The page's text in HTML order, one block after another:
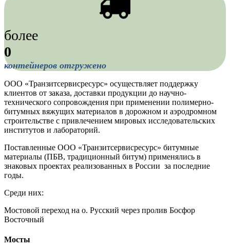
более
0
контейнеров отгружено
ООО «Транзитсервисресурс» осуществляет поддержку
клиентов от заказа, доставки продукции до научно-
технического сопровождения при применении полимерно-
битумных вяжущих материалов в дорожном и аэродромном
строительстве с привлечением мировых исследовательских
институтов и лабораторий.
Поставленные ООО «Транзитсервисресурс» битумные
материалы (ПБВ, традиционный битум) применялись в
знаковых проектах реализованных в России за последние
годы.
Среди них:
Мостовой переход на о. Русский через пролив Босфор
Восточный
Мосты